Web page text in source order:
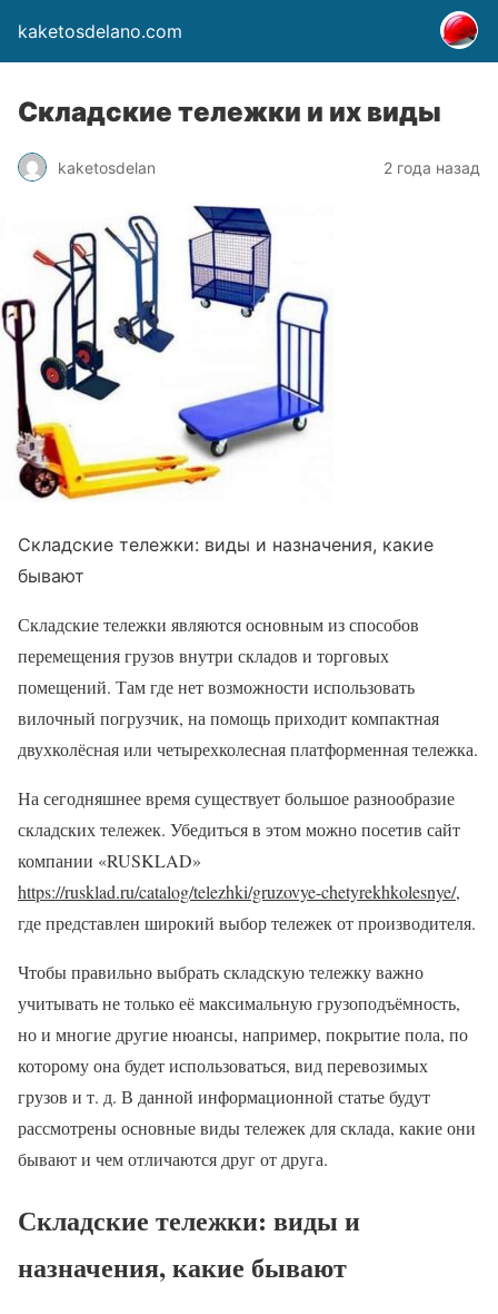
kaketosdelano.com
Складские тележки и их виды
kaketosdelan 2 года назад
Складские тележки: виды и назначения, какие
бывают
Складские тележки являются основным из способов
перемещения грузов внутри складов и торговых
помещений. Там где нет возможности использовать
вилочный погрузчик, на помощь приходит компактная
двухколёсная или четырехколесная платформенная тележка.
На сегодняшнее время существует большое разнообразие
складских тележек. Убедиться в этом можно посетив сайт
компании «RUSKLAD»
https://rusklad.ru/catalog/telezhki/gruzovye-chetyrekhkolesnye/,
где представлен широкий выбор тележек от производителя.
Чтобы правильно выбрать складскую тележку важно
учитывать не только её максимальную грузоподъёмность,
но и многие другие нюансы, например, покрытие пола, по
которому она будет использоваться, вид перевозимых
грузов и т. д. В данной информационной статье будут
рассмотрены основные виды тележек для склада, какие они
бывают и чем отличаются друг от друга.
Складские тележки: виды и
назначения, какие бывают